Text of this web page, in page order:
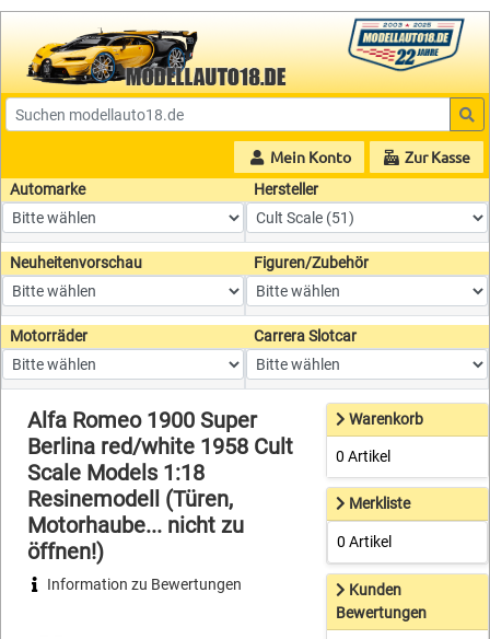
Mein Konto Zur Kasse
Automarke Hersteller
Neuheitenvorschau Figuren/Zubehör
Motorräder Carrera Slotcar
Alfa Romeo 1900 Super
Berlina red/white 1958 Cult
Scale Models 1:18
Resinemodell (Türen,
Motorhaube... nicht zu
öffnen!)
Information zu Bewertungen
Warenkorb
0 Artikel
Merkliste
0 Artikel
Kunden
Bewertungen